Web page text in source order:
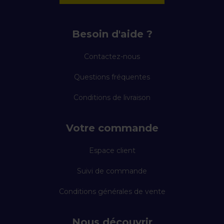
Besoin d'aide ?
Contactez-nous
Questions fréquentes
Conditions de livraison
Votre commande
Espace client
Suivi de commande
Conditions générales de vente